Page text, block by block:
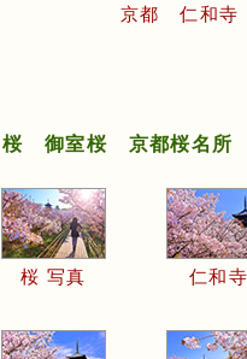
京都 仁和寺
御室桜 京都桜名所
桜 写真 仁和